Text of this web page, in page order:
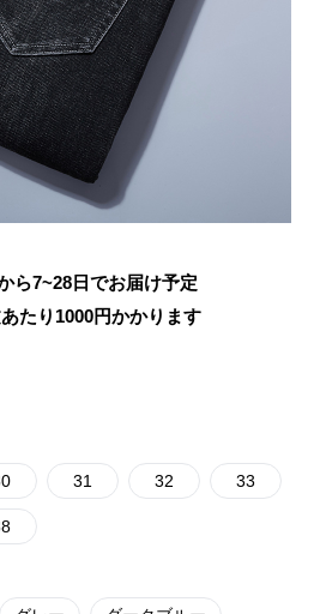
ら7~28日でお届け予定
たり 1000円かかります
31 32 33